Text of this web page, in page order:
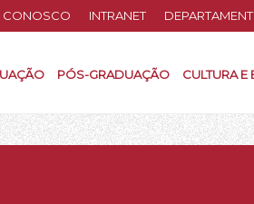
CONOSCO INTRANET
PÓS-GRADUAÇÃO CULTURA E